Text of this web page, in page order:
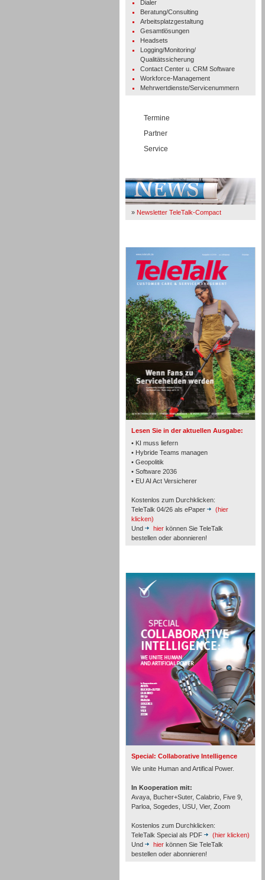
Dialer
Beratung/Consulting
Arbeitsplatzgestaltung
Gesamtlösungen
Headsets
Logging/Monitoring/
Qualitätssicherung
Contact Center u. CRM Software
Workforce-Management
Mehrwertdienste/Servicenummern
Termine
Partner
Service
» Newsletter TeleTalk-Compact
Lesen Sie in der aktuellen Ausgabe:
• KI muss liefern
• Hybride Teams managen
• Geopolitik
• Software 2036
• EU AI Act Versicherer
Kostenlos zum Durchklicken:
TeleTalk 04/26 als ePaper
(hier
klicken)
Und
hier können Sie TeleTalk
bestellen oder abonnieren!
Special: Collaborative Intelligence
We unite Human and Artifical Power.
In Kooperation mit:
Avaya, Bucher+Suter, Calabrio, Five 9,
Parloa, Sogedes, USU, Vier, Zoom
Kostenlos zum Durchklicken:
TeleTalk Special als PDF
(hier klicken)
Und
hier können Sie TeleTalk
bestellen oder abonnieren!
TK- und ACD-Systeme
Workforce-Management
Personal
Inbound